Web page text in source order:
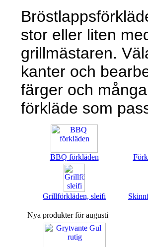
stor eller liten
grillmästaren.
kanter och
färger och
förkläde som
BBQ förkläden
Grillförkläden, sleifi
Nya produkter för augusti